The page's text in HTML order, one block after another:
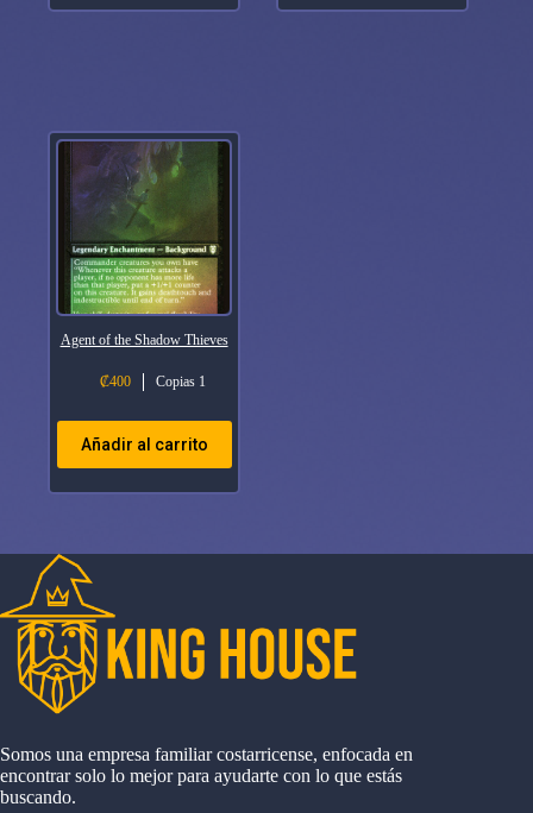
Agent of the Shadow Thieves
₡400 Copias 1
Añadir al carrito
Somos una empresa familiar costarricense, enfocada en
encontrar solo lo mejor para ayudarte con lo que estás
buscando.